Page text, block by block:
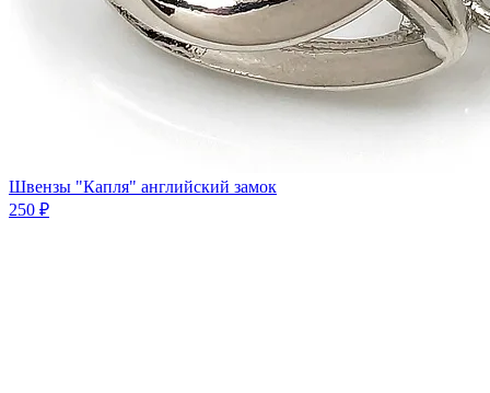
Швензы "Капля" английский замок
250 ₽